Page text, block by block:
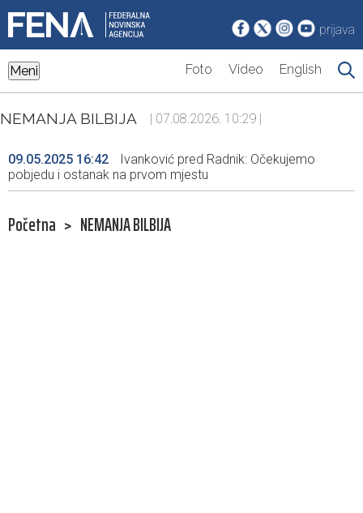
prijava
Meni Foto Video English
NEMANJA BILBIJA | 07.08.2026. 10:29 |
09.05.2025 16:42
Ivanković pred Radnik: Očekujemo
pobjedu i ostanak na prvom mjestu
Početna > NEMANJA BILBIJA